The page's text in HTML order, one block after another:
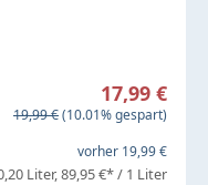
Verkaufspreis:
17,99 €
Regulärer Preis:
19,99 €(10.01% gespart)
vorher 19,99 €
Liter 89,95 €* / 1 Liter